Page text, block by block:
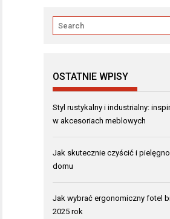
OSTATNIE WPISY
Styl rustykalny i industrialny:
w akcesoriach meblowych
Jak skutecznie czyścić i
domu
Jak wybrać ergonomiczny fotel
2025 rok